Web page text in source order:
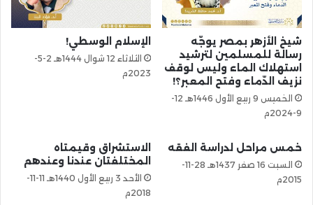
شيخ الأزهر بمصر يوجّه
رسالة للمسلمين لترشيد
استهلاك الماء وليس لوقف
نزيف الدّماء وفتح المعبر؟!
الخميس 9 ربيع الأول 1446هـ 12-
9-2024م
الإسلام الوسطي!
الثلاثاء 12 شوال 1444هـ 2-5-
2023م
خمس مراحل لدراسة الفقه
السبت 16 صفر 1437هـ 28-11-
2015م
الاستشراق وقيمتاه
المختلفتان عندنا وعندهم
الأحد 3 ربيع الأول 1440هـ 11-11-
2018م